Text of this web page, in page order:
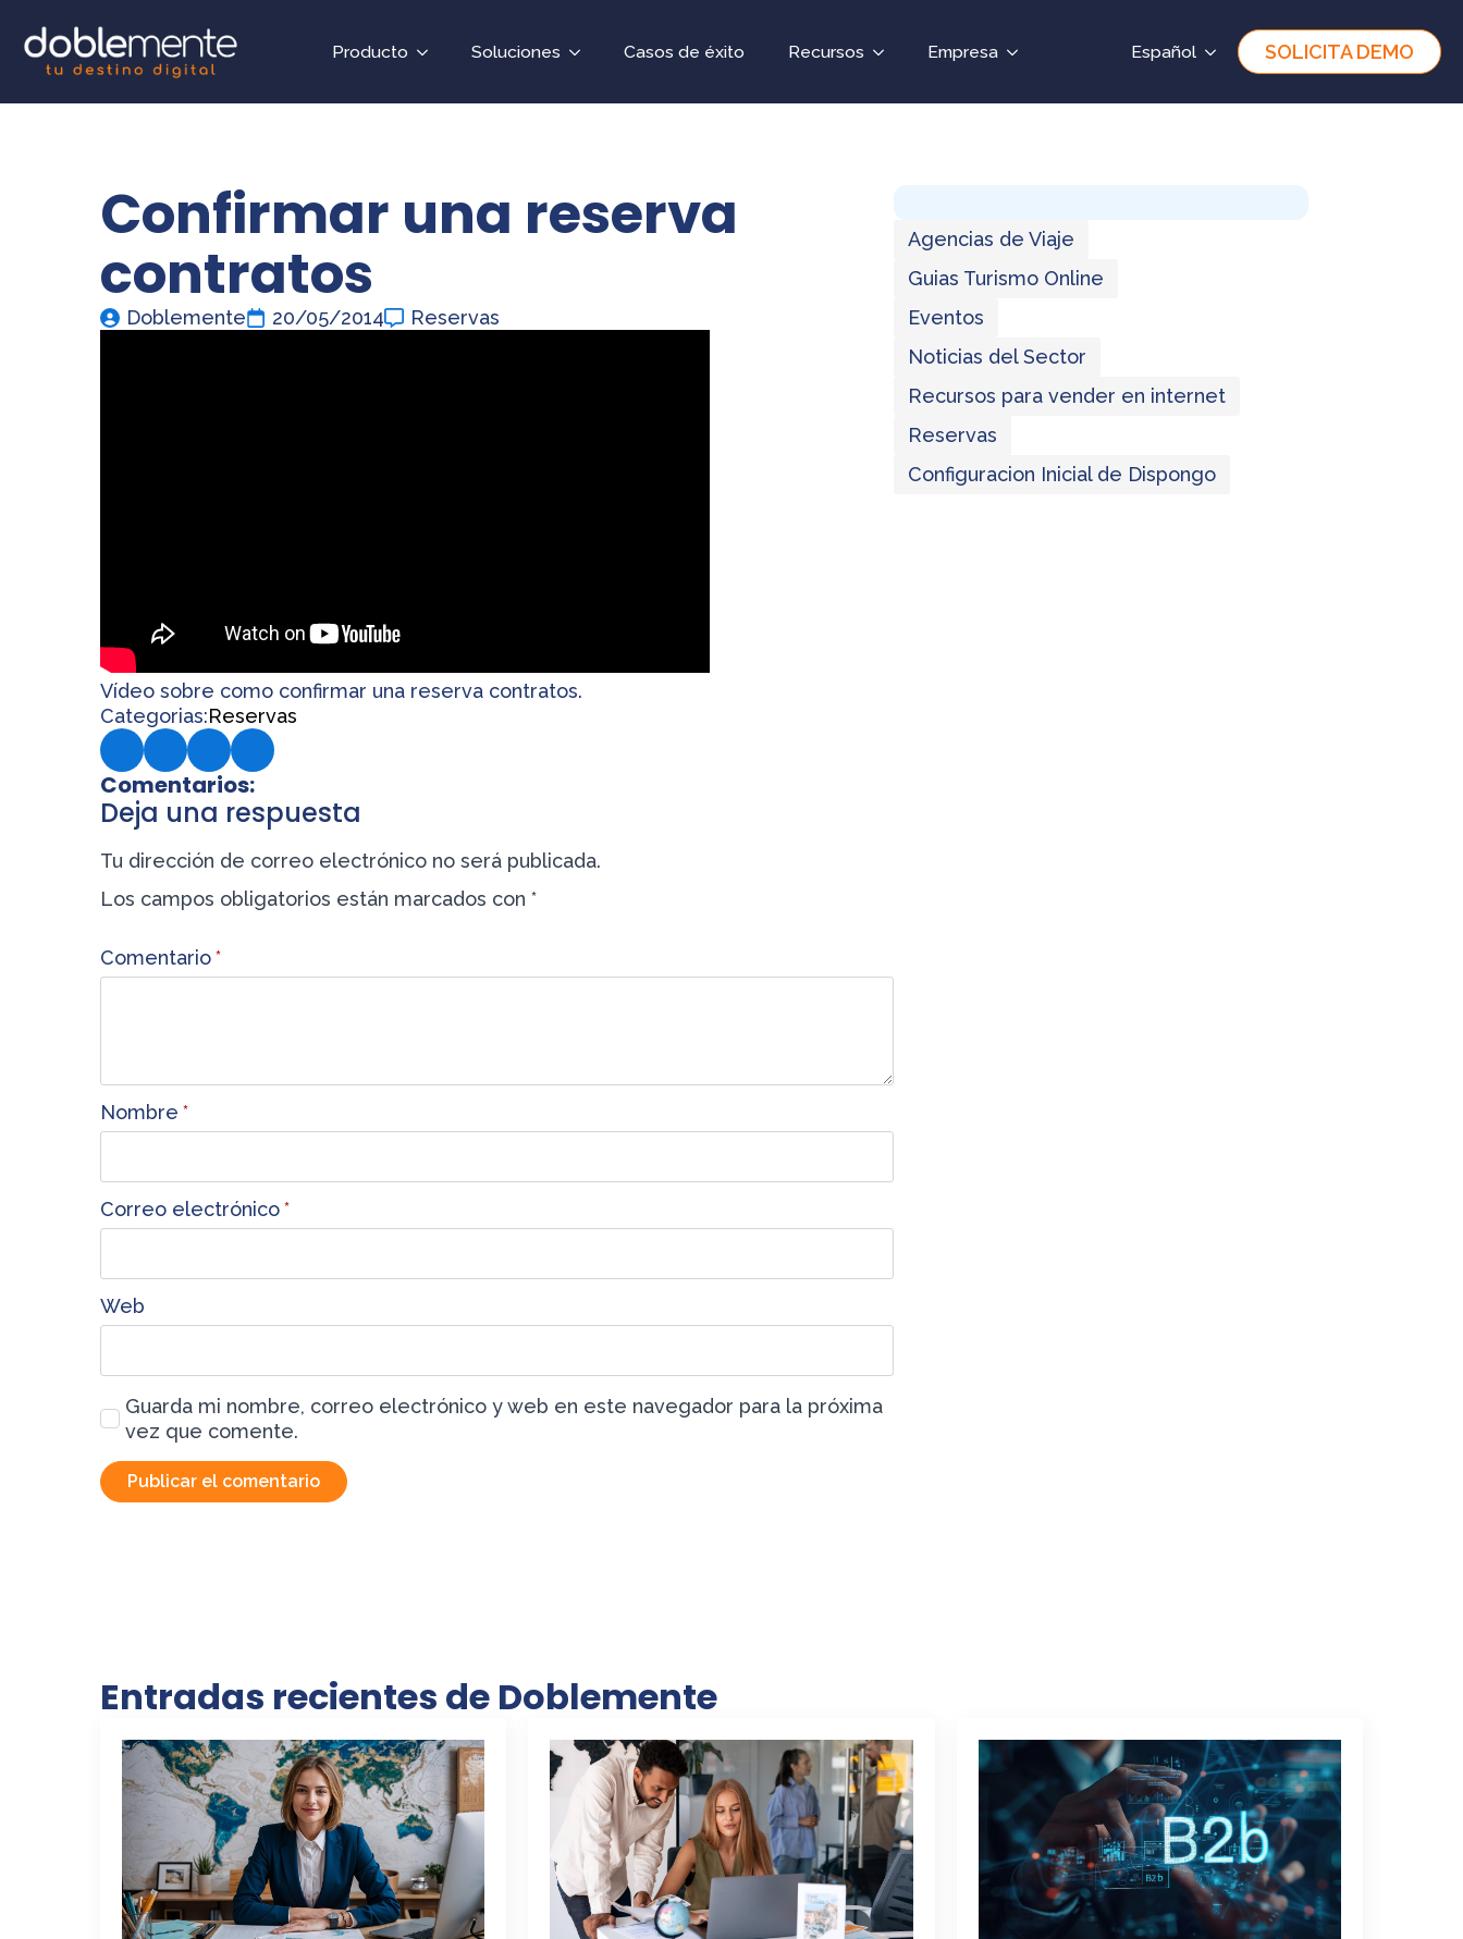
Producto Soluciones Casos de éxito Recursos Empresa Español SOLICITA DEMO
Confirmar una reserva
contratos
Doblemente 20/05/2014 Reservas
Vídeo sobre como confirmar una reserva contratos.
Categorias:Reservas
Comentarios:
Deja una respuesta
Tu dirección de correo electrónico no será publicada.
Los campos obligatorios están marcados con *
Comentario*
Nombre *
Correo electrónico*
Web
Guarda mi nombre, correo electrónico y web en este navegador para la próxima
vez que comente.
Agencias de Viaje
Guias Turismo Online
Eventos
Noticias del Sector
Recursos para vender en internet
Reservas
Configuracion Inicial de Dispongo
Entradas recientes de Doblemente